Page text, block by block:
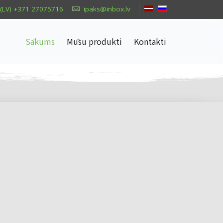
(LV) +371 27075716 ipaks@inbox.lv
Sākums Mūsu produkti Kontakti